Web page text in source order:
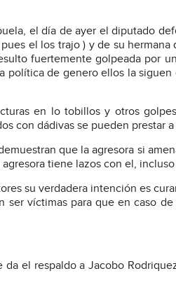
el día de ayer el diputado
el los trajo ) y de su
fuertemente golpeada por
de genero ellos la
en lo tobillos y otros
con dádivas se pueden prestar
que la agresora si
tiene lazos con el,
su verdadera intención es
víctimas para que en caso
el respaldo a Jacobo